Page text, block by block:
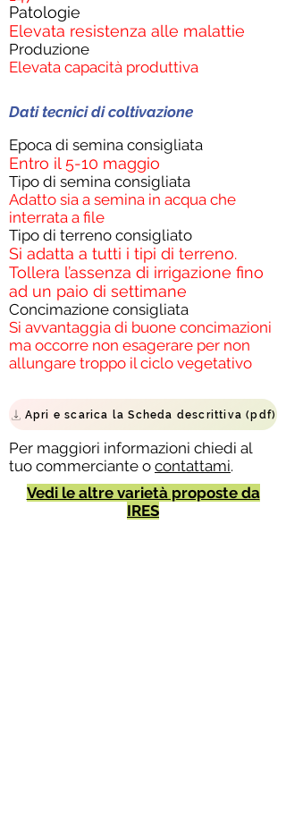
Patologie
Elevata resistenza alle malattie
Produzione
Elevata capacità produttiva
Dati tecnici di coltivazione
Epoca di semina consigliata
Entro il 5-10 maggio
Tipo di semina consigliata
Adatto sia a semina in acqua che
interrata a file
Tipo di terreno consigliato
Si adatta a tutti i tipi di terreno.
Tollera l’assenza di irrigazione fino
ad un paio di settimane
Concimazione consigliata
Si avvantaggia di buone concimazioni
ma occorre non esagerare per non
allungare troppo il ciclo vegetativo
Apri e scarica la Scheda descrittiva (pdf)
Per maggiori informazioni chiedi al
tuo commerciante o contattami.
Vedi le altre varietà proposte da
IRES